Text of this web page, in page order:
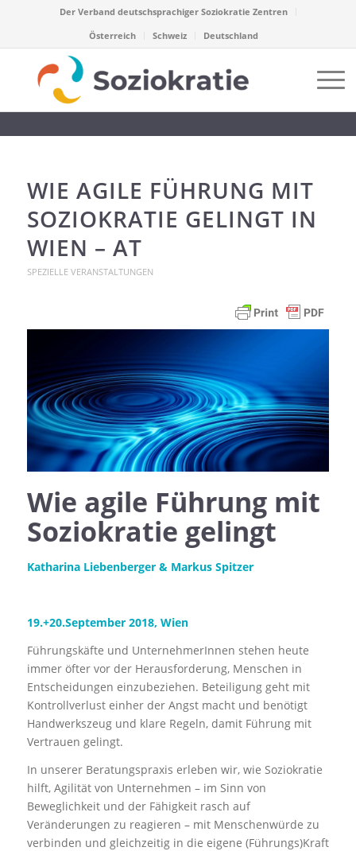
Der Verband deutschsprachiger Soziokratie Zentren
Österreich
Schweiz Deutschland
WIE AGILE FÜHRUNG MIT
SOZIOKRATIE GELINGT IN
WIEN – AT
SPEZIELLE VERANSTALTUNGEN
Wie agile Führung mit
Soziokratie gelingt
Katharina Liebenberger & Markus Spitzer
19.+20.September 2018, Wien
Führungskäfte und UnternehmerInnen stehen heute
immer öfter vor der Herausforderung, Menschen in
Entscheidungen einzubeziehen. Beteiligung geht mit
Kontrollverlust einher der Angst macht und benötigt
Handwerkszeug und klare Regeln, damit Führung mit
Vertrauen gelingt.
In unserer Beratungspraxis erleben wir, wie Soziokratie
hilft, Agilität von Unternehmen – im Sinn von
Beweglichkeit und der Fähigkeit rasch auf
Veränderungen zu reagieren – mit Menschenwürde zu
verbinden und gleichzeitig in die eigene (Führungs)Kraft